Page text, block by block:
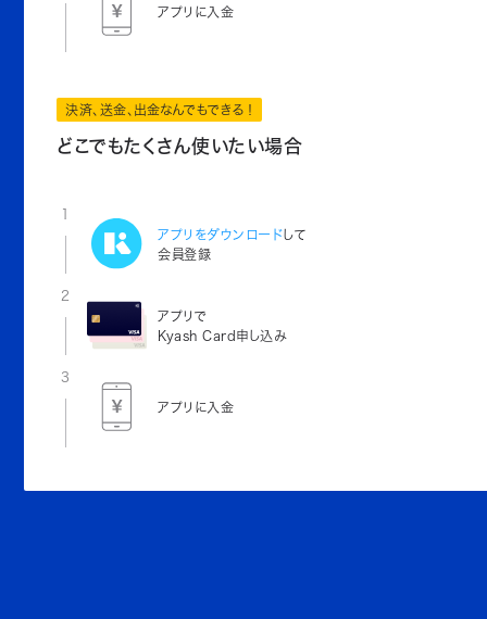
アプリに入金
決済、送金、出金なんでもできる！
どこでもたくさん使いたい場合
1
アプリをダウンロードして
会員登録
2
アプリで
Kyash Card申し込み
3
アプリに入金